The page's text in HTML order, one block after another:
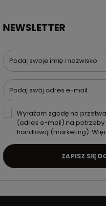
NEWSLETTER
Podaj swoje imię i nazwisko
Podaj swój adres e-mail
Wyrażam zgodę na
(adres e-mail) na potrzeby
handlową (marketing).
ZAPISZ SIĘ